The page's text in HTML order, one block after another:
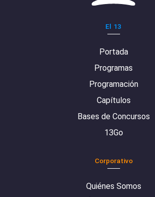
El 13
Portada
Programas
Programación
Capítulos
Bases de Concursos
13Go
Corporativo
Quiénes Somos